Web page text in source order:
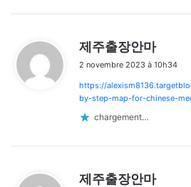
제주출장안마
t
:
2 novembre 2023 à 10h34
https://
by-step-map-for-chinese-
chargement…
제주출장안마